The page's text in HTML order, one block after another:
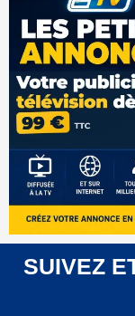
SUIVEZ